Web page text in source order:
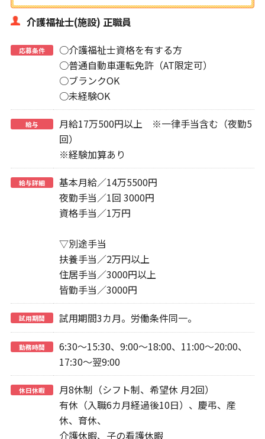
介護福祉士(施設) 正職員
応募条件
○介護福祉士資格を有する方
○普通自動車運転免許（AT限定可）
○ブランクOK
○未経験OK
給与
月給17万500円以上 ※一律手当含む（夜勤5
回）
※経験加算あり
給与詳細
基本月給／14万5500円
夜勤手当／1回 3000円
資格手当／1万円
▽別途手当
扶養手当／2万円以上
住居手当／3000円以上
皆勤手当／3000円
試用期間 試用期間3カ月。労働条件同一。
勤務時間
6:30～15:30、9:00～18:00、11:00～20:00、
17:30～翌9:00
休日休暇
月8休制（シフト制、希望休 月2回）
有休（入職6カ月経過後10日）、慶弔、産
休、育休、
介護休暇、子の看護休暇